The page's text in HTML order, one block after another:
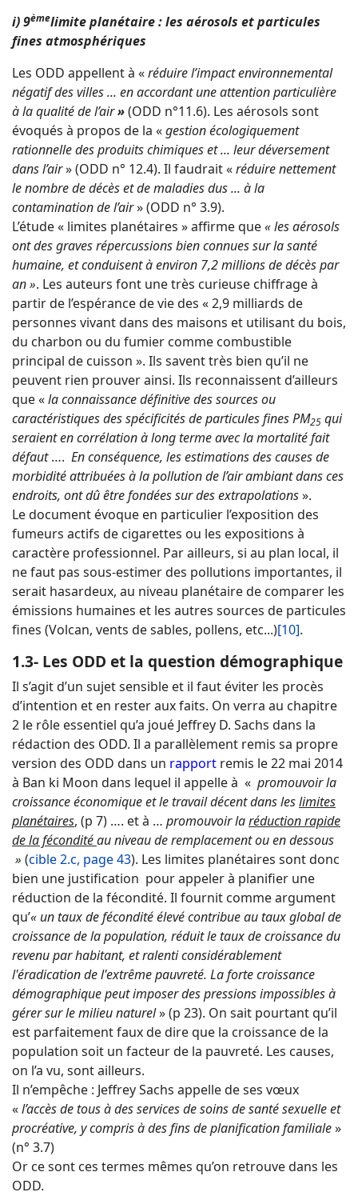
i) 9èmelimite planétaire : les aérosols et particules
fines atmosphériques
Les ODD appellent à «réduire l’impact environnemental
négatif des villes ... en accordant une attention particulière
à la qualité de l’air»(ODD n°11.6). Les aérosols sont
évoqués à propos de la «gestion écologiquement
rationnelle des produits chimiques et ... leur déversement
dans l’air» (ODD n° 12.4). Il faudrait «réduire nettement
le nombre de décès et de maladies dus ... à la
contamination de l’air» (ODD n° 3.9).
L’étude « limites planétaires » affirme que« les aérosols
ont des graves répercussions bien connues sur la santé
humaine, et conduisent à environ 7,2 millions de décès par
an ». Les auteurs font une très curieuse chiffrage à
partir de l’espérance de vie des « 2,9 milliards de
personnes vivant dans des maisons et utilisant du bois,
du charbon ou du fumier comme combustible
principal de cuisson ». Ils savent très bien qu’il ne
peuvent rien prouver ainsi. Ils reconnaissent d’ailleurs
que «la connaissance définitive des sources ou
caractéristiques des spécificités de particules fines PM25 qui
seraient en corrélation à long terme avec la mortalité fait
défaut…. En conséquence, les estimations des causes de
morbidité attribuées à la pollution de l’air ambiant dans ces
endroits, ont dû être fondées sur des extrapolations».
Le document évoque en particulier l’exposition des
fumeurs actifs de cigarettes ou les expositions à
caractère professionnel. Par ailleurs, si au plan local, il
ne faut pas sous-estimer des pollutions importantes, il
serait hasardeux, au niveau planétaire de comparer les
émissions humaines et les autres sources de particules
fines (Volcan, vents de sables, pollens, etc...)[10].
1.3- Les ODD et la question démographique
Il s’agit d’un sujet sensible et il faut éviter les procès
d’intention et en rester aux faits. On verra au chapitre
2 le rôle essentiel qu’a joué Jeffrey D. Sachs dans la
rédaction des ODD. Il a parallèlement remis sa propre
version des ODD dans un rapport remis le 22 mai 2014
à Ban ki Moon dans lequel il appelle à « promouvoir la
croissance économique et le travail décent dans leslimites
planétaires, (p 7) …. et à … promouvoir laréduction rapide
de la féconditéau niveau de remplacement ou en dessous
» (cible 2.c, page 43). Les limites planétaires sont donc
bien une justification pour appeler à planifier une
réduction de la fécondité. Il fournit comme argument
qu’« un taux de fécondité élevé contribue au taux global de
croissance de la population, réduit le taux de croissance du
revenu par habitant, et ralenti considérablement
l'éradication de l'extrême pauvreté. La forte croissance
démographique peut imposer des pressions impossibles à
gérer sur le milieu naturel» (p 23). On sait pourtant qu’il
est parfaitement faux de dire que la croissance de la
population soit un facteur de la pauvreté. Les causes,
on l’a vu, sont ailleurs.
Il n’empêche : Jeffrey Sachs appelle de ses vœux
«l’accès de tous à des services de soins de santé sexuelle et
procréative, y compris à des fins de planification familiale»
(n° 3.7)
Or ce sont ces termes mêmes qu’on retrouve dans les
ODD.